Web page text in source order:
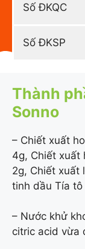
Số ĐKQC
Số ĐKSP
Thành
Sonno
– Chiết xuất
4g, Chiết xuất
2g, Chiết xuất
tinh dầu Tía
– Nước khử
citric acid vừa